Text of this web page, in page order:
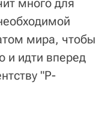
много для
мира, чтобы
и идти вперед
"Р-